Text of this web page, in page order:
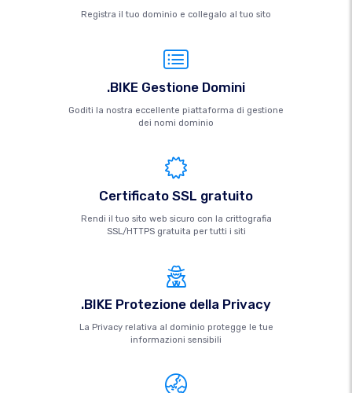
Registra il tuo dominio e collegalo al tuo sito
.BIKE Gestione Domini
Goditi la nostra eccellente piattaforma di gestione
dei nomi dominio
Certificato SSL gratuito
Rendi il tuo sito web sicuro con la crittografia
SSL/HTTPS gratuita per tutti i siti
.BIKE Protezione della Privacy
La Privacy relativa al dominio protegge le tue
informazioni sensibili